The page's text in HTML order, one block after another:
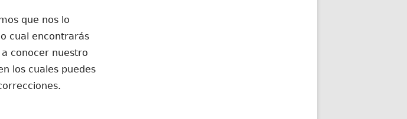
que nos lo
cual encontrarás
conocer nuestro
los cuales puedes